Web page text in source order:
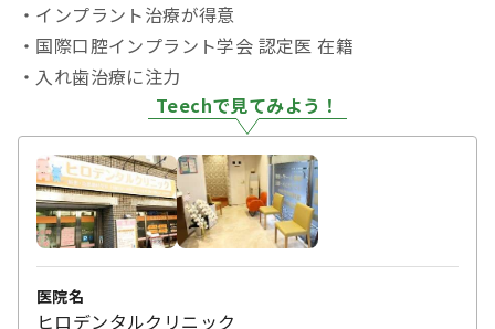
・インプラント治療が得意
・国際口腔インプラント学会 認定医 在籍
・入れ歯治療に注力
Teechで見てみよう！
医院名
ヒロデンタルクリニック